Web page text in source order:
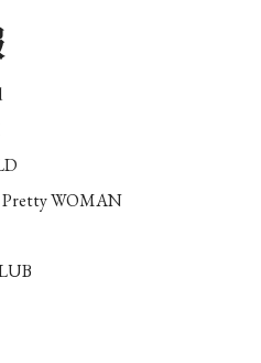
WOMAN